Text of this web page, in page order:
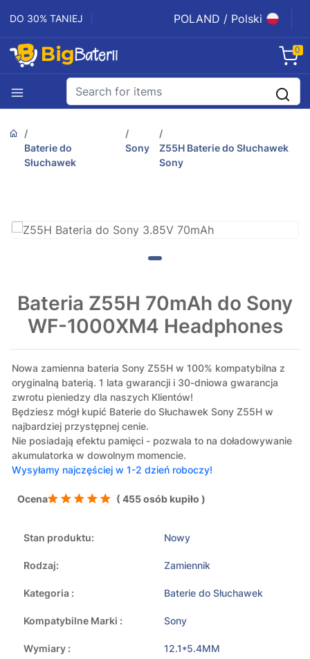
DO 30% TANIEJ POLAND / Polski
0
Baterie do
Słuchawek
Sony
Z55H Baterie do Słuchawek
Sony
Bateria Z55H 70mAh do Sony
WF-1000XM4 Headphones
Nowa zamienna bateria Sony Z55H w 100% kompatybilna z
oryginalną baterią. 1 lata gwarancji i 30-dniowa gwarancja
zwrotu pieniedzy dla naszych Klientów!
Będziesz mógł kupić Baterie do Słuchawek Sony Z55H w
najbardziej przystępnej cenie.
Nie posiadają efektu pamięci - pozwala to na doładowywanie
akumulatorka w dowolnym momencie.
Wysyłamy najczęściej w 1-2 dzień roboczy!
Ocena ( 455 osób kupiło )
Stan produktu: Nowy
Rodzaj: Zamiennik
Kategoria : Baterie do Słuchawek
Kompatybilne Marki : Sony
Wymiary : 12.1*5.4MM